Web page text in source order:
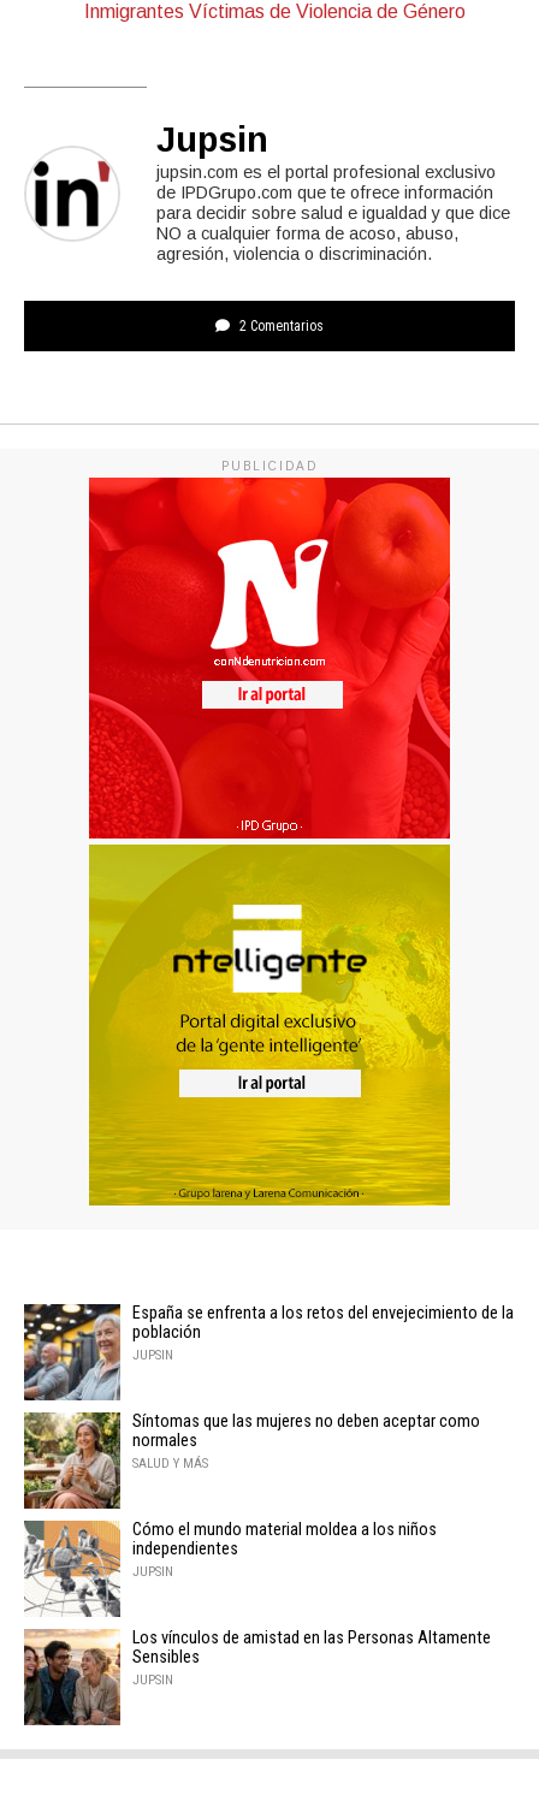
Inmigrantes Víctimas de Violencia de Género
Jupsin
jupsin.com es el portal profesional exclusivo
de IPDGrupo.com que te ofrece información
para decidir sobre salud e igualdad y que dice
NO a cualquier forma de acoso, abuso,
agresión, violencia o discriminación.
2 Comentarios
PUBLICIDAD
España se enfrenta a los retos del envejecimiento de la
población
JUPSIN
Síntomas que las mujeres no deben aceptar como
normales
SALUD Y MÁS
Cómo el mundo material moldea a los niños
independientes
JUPSIN
Los vínculos de amistad en las Personas Altamente
Sensibles
JUPSIN